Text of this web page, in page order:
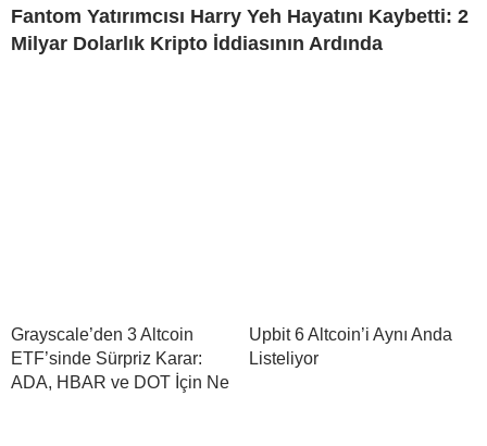
Fantom Yatırımcısı Harry Yeh Hayatını Kaybetti: 2
Milyar Dolarlık Kripto İddiasının Ardında
Grayscale’den 3 Altcoin
ETF’sinde Sürpriz Karar:
ADA, HBAR ve DOT İçin Ne
Upbit 6 Altcoin’i Aynı Anda
Listeliyor